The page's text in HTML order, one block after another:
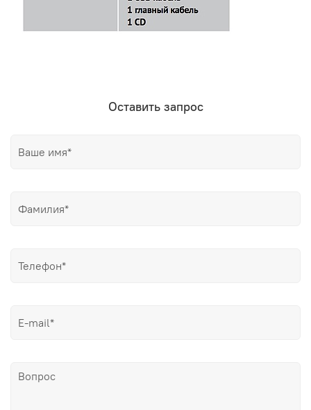
Оставить запрос